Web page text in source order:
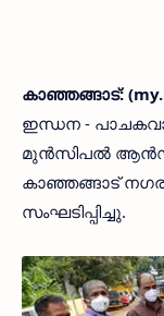
കാഞ്ഞങ്ങാട്:
ഇന്ധന -
മുൻസിപൽ ആൻഡ്
കാഞ്ഞങ്ങാട്
സംഘടിപ്പിച്ചു.